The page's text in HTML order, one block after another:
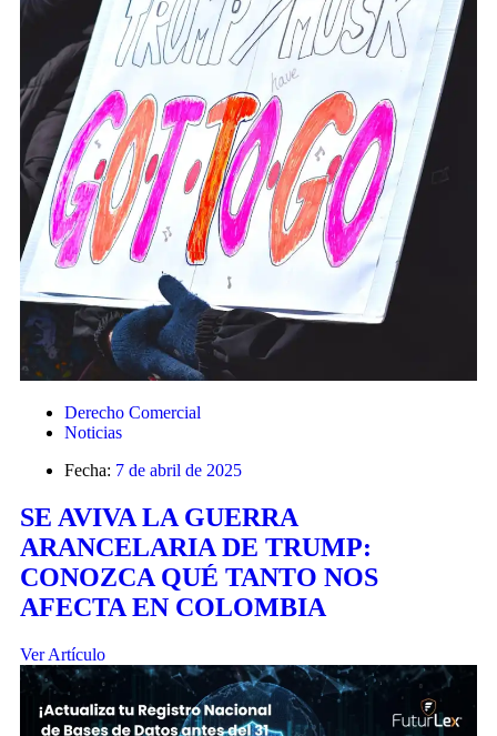
Derecho Comercial
Noticias
Fecha: 7 de abril de 2025
SE AVIVA LA GUERRA
ARANCELARIA DE TRUMP:
CONOZCA QUÉ TANTO NOS
AFECTA EN COLOMBIA
Ver Artículo